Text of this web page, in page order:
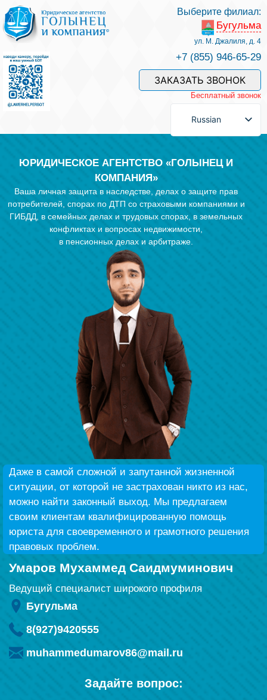
Услуги и наши специалисты
Оплата услуг
Задать вопрос
Отзывы
Полезные статьи
Видео о нас
Выберите филиал:
Бугульма
ул. М. Джалиля, д. 4
+7 (855) 946-65-29
ЗАКАЗАТЬ ЗВОНОК
Бесплатный звонок
Russian
ЮРИДИЧЕСКОЕ АГЕНТСТВО «ГОЛЫНЕЦ И
КОМПАНИЯ»
Ваша личная защита в наследстве, делах о защите прав
потребителей, спорах по ДТП со страховыми компаниями и
ГИБДД, в семейных делах и трудовых спорах, в земельных
конфликтах и вопросах недвижимости,
в пенсионных делах и арбитраже.
Даже в самой сложной и запутанной жизненной
ситуации, от которой не застрахован никто из нас,
можно найти законный выход. Мы предлагаем
своим клиентам квалифицированную помощь
юриста для своевременного и грамотного решения
правовых проблем.
Умаров Мухаммед Саидмуминович
Ведущий специалист широкого профиля
Бугульма
8(927)9420555
muhammedumarov86@mail.ru
Задайте вопрос: